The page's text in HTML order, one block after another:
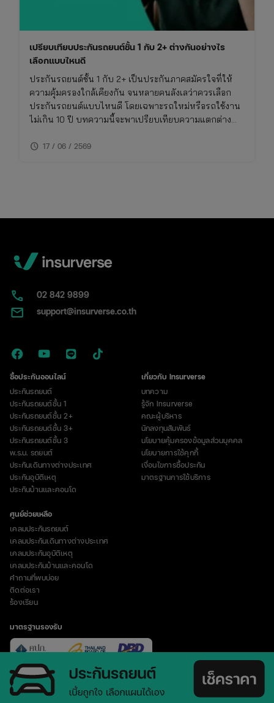
vertical_align_top
เปรียบเทียบประกันรถยนต์ชั้น 1 กับ 2+ ต่างกันอย่างไร
เลือกแบบไหนดี
ประกันรถยนต์ชั้น 1 กับ 2+ เป็นประกันภาคสมัครใจที่ให้
ความคุ้มครองใกล้เคียงกัน จนหลายคนลังเลว่าควรเลือก
ประกันรถยนต์แบบไหนดี โดยเฉพาะรถใหม่หรือรถใช้งาน
ไม่เกิน 10 ปี บทความนี้จะพาเปรียบเทียบความแตกต่าง
เทียบ ทั้งเรื่องความคุ้มครอง ค่าเบี้ย และความเหมาะสมใน
schedule 17 / 06 / 2569
02​ 842 9899
support@insurverse.co.th
ซื้อประกันออนไลน์
ประกันรถยนต์
ประกันรถยนต์ชั้น 1
ประกันรถยนต์ชั้น 2+
ประกันรถยนต์ชั้น 3+
ประกันรถยนต์ชั้น 3
พ.ร.บ. รถยนต์
ประกันเดินทางต่างประเทศ
ประกันอุบัติเหตุ
ประกันบ้านและคอนโด
เกี่ยวกับ Insurverse
บทความ
รู้จัก Insurverse
คณะผู้บริหาร
นักลงทุนสัมพันธ์
นโยบายคุ้มครองข้อมูลส่วนบุคคล
นโยบายการใช้คุกกี้
เงื่อนไขการซื้อประกัน
มาตรฐานการใช้บริการ
ศูนย์ช่วยเหลือ
เคลมประกันรถยนต์
เคลมประกันเดินทางต่างประเทศ
เคลมประกันอุบัติเหตุ
เคลมประกันบ้านและคอนโด
คำถามที่พบบ่อย
ติดต่อเรา
ร้องเรียน
มาตรฐานรองรับ
© Copyright 2023 บริษัท อินชัวร์เวิร์ส จำกัด (มหาชน)